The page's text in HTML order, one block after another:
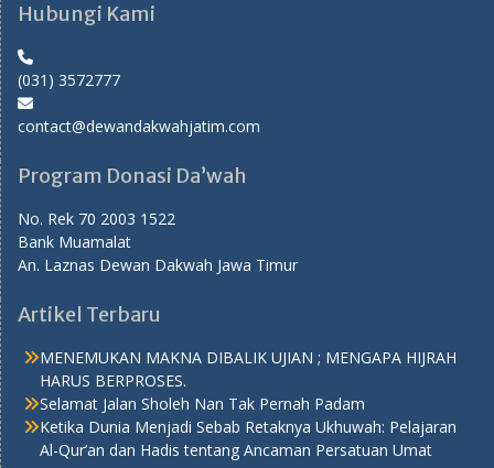
Hubungi Kami
(031) 3572777
contact@dewandakwahjatim.com
Program Donasi Da’wah
No. Rek 70 2003 1522
Bank Muamalat
An. Laznas Dewan Dakwah Jawa Timur
Artikel Terbaru
MENEMUKAN MAKNA DIBALIK UJIAN ; MENGAPA HIJRAH
HARUS BERPROSES.
Selamat Jalan Sholeh Nan Tak Pernah Padam
Ketika Dunia Menjadi Sebab Retaknya Ukhuwah: Pelajaran
Al-Qur’an dan Hadis tentang Ancaman Persatuan Umat